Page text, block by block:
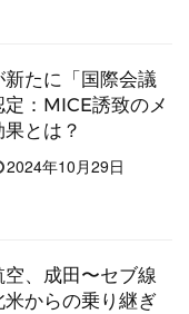
たに「国際会議
：MICE誘致のメ
とは？
2024年10月29日
、成田〜セブ線
からの乗り継ぎ